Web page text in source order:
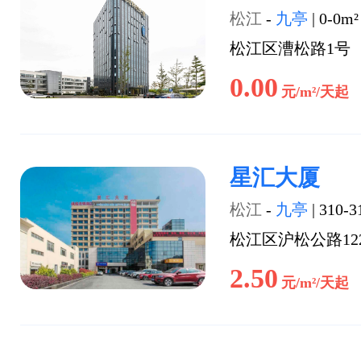
松江 - 九亭 | 0-0m²
松江区漕松路1号
0.00 元/m²/天起
星汇大厦
松江 - 九亭 | 310-
松江区沪松公路
2.50 元/m²/天起